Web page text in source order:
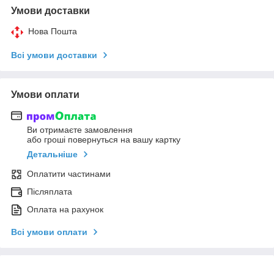
Умови доставки
Нова Пошта
Всі умови доставки
Умови оплати
Ви отримаєте замовлення
або гроші повернуться на вашу картку
Детальніше
Оплатити частинами
Післяплата
Оплата на рахунок
Всі умови оплати